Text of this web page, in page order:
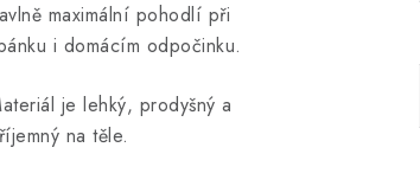
maximální pohodlí při
i domácím odpočinku.
je lehký, prodyšný a
na těle.